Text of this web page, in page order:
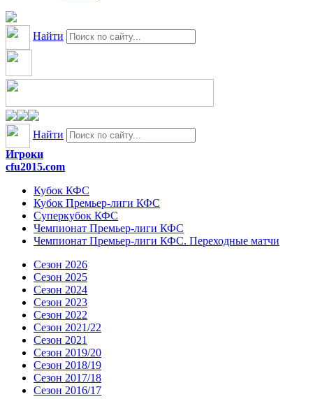
Найти
Найти
Игроки
cfu2015.com
Кубок КФС
Кубок Премьер-лиги КФС
Суперкубок КФС
Чемпионат Премьер-лиги КФС
Чемпионат Премьер-лиги КФС. Переходные матчи
Сезон 2026
Сезон 2025
Сезон 2024
Сезон 2023
Сезон 2022
Сезон 2021/22
Сезон 2021
Сезон 2019/20
Сезон 2018/19
Сезон 2017/18
Сезон 2016/17